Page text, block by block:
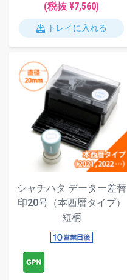
(税抜 ¥7,560)
トレイに入れる
シャチハタ データー差替
印20号（本西暦タイプ）
短柄